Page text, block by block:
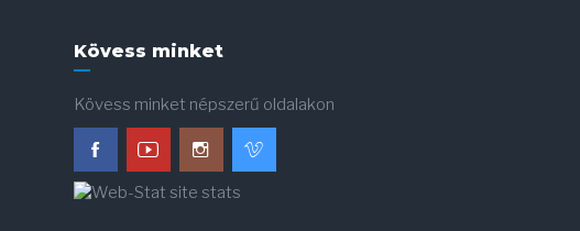
Kövess minket
Kövess minket népszerű oldalakon